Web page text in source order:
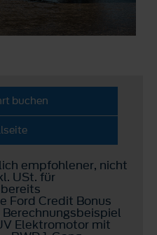
buchen
empfohlener, nicht
USt. für
Ford Credit Bonus
Elektromotor mit